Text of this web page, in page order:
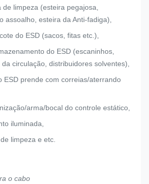
de limpeza (esteira pegajosa,
assoalho, esteira da Anti-fadiga),
do ESD (sacos, fitas etc.),
do ESD (escaninhos,
circulação, distribuidores solventes),
ESD prende com correias/aterrando
arma/bocal do controle estático,
iluminada,
limpeza e etc.
o cabo